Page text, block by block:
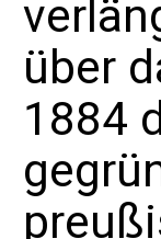
über
1884